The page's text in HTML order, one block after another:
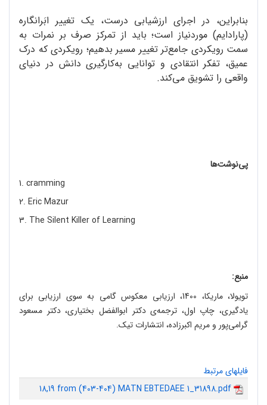
بنابراین، در اجرای ارزشیابی درست، یک تغییر ابَرانگاره
(پارادایم) موردنیاز است؛ باید از تمرکز صرف بر نمرات به
سمت رویکردی جامع‌تر تغییر مسیر بدهیم؛ رویکردی که درک
عمیق، تفکر انتقادی و توانایی به‌کارگیری دانش در دنیای
واقعی را تشویق می‌کند.
پی‌نوشت‌ها
1. cramming
2. Eric Mazur
3. The Silent Killer of Learning
منبع:
تویولا، ماریکا، 1400، ارزیابی معکوس گامی به سوی ارزیابی برای
یادگیری، چاپ اول، ترجمه‌ی دکتر ابوالفضل بختیاری، دکتر مسعود
گرامی‌پور و مریم اکبرزاده، انتشارات تیک.
فایلهای مرتبط
18,19 from (403-404) MATN EBTEDAEE 1_31898.pdf